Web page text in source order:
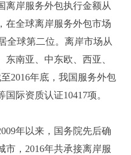
离岸服务外包执行金额从
在全球离岸服务外包市场
全球第二位。离岸市场从
南亚、中东欧、西亚、
2016年底，我国服务外包
际资质认证10417项。
年以来，国务院先后确
市，2016年共承接离岸服